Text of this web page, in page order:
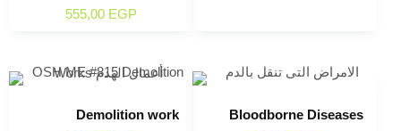
555,00 EGP
Demolition work
Bloodborne Diseases